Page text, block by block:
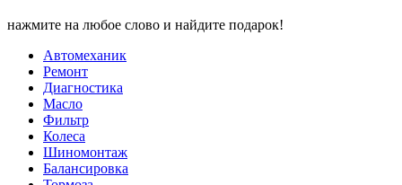
нажмите на любое слово и найдите подарок!
Автомеханик
Ремонт
Диагностика
Масло
Фильтр
Колеса
Шиномонтаж
Балансировка